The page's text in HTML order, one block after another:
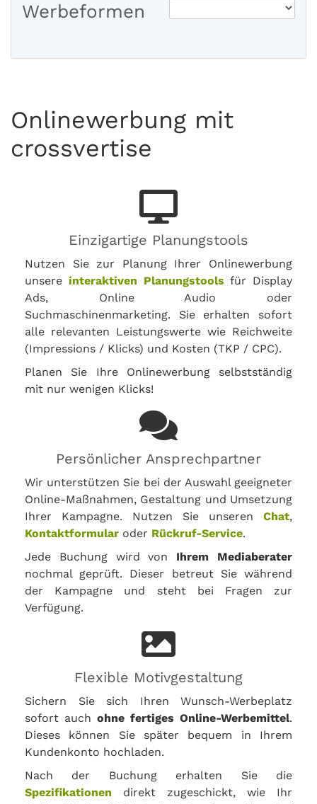
Werbeformen
Onlinewerbung mit
crossvertise
Einzigartige Planungstools
Nutzen Sie zur Planung Ihrer Onlinewerbung
unsere interaktiven Planungstools für Display
Ads, Online Audio oder
Suchmaschinenmarketing. Sie erhalten sofort
alle relevanten Leistungswerte wie Reichweite
(Impressions / Klicks) und Kosten (TKP / CPC).
Planen Sie Ihre Onlinewerbung selbstständig
mit nur wenigen Klicks!
Persönlicher Ansprechpartner
Wir unterstützen Sie bei der Auswahl geeigneter
Online-Maßnahmen, Gestaltung und Umsetzung
Ihrer Kampagne. Nutzen Sie unseren Chat,
Kontaktformular oder Rückruf-Service.
Jede Buchung wird von Ihrem Mediaberater
nochmal geprüft. Dieser betreut Sie während
der Kampagne und steht bei Fragen zur
Verfügung.
Flexible Motivgestaltung
Sichern Sie sich Ihren Wunsch-Werbeplatz
sofort auch ohne fertiges Online-Werbemittel.
Dieses können Sie später bequem in Ihrem
Kundenkonto hochladen.
Nach der Buchung erhalten Sie die
Spezifikationen direkt zugeschickt, wie Ihr